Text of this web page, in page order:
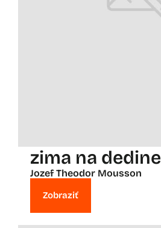
zima na dedine
Jozef Theodor Mousson
Zobraziť